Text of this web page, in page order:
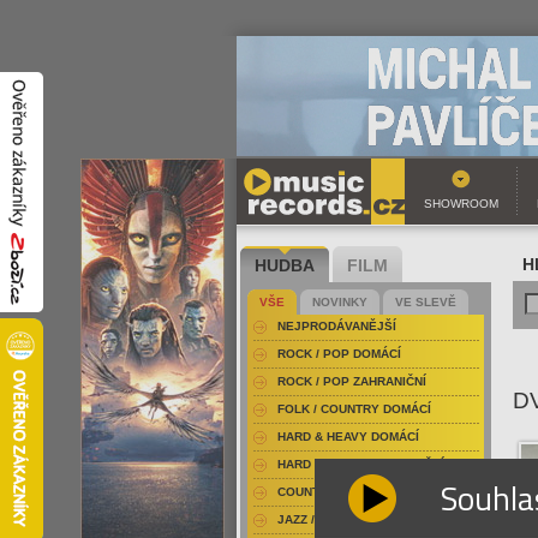
SHOWROOM
HUDBA FILM
VŠE NOVINKY
VE SLEVĚ
NEJPRODÁVANĚJŠÍ
ROCK / POP DOMÁCÍ
ROCK / POP ZAHRANIČNÍ
FOLK / COUNTRY DOMÁCÍ
HARD & HEAVY DOMÁCÍ
HARD & HEAVY ZAHRANIČNÍ
COUNTRY
JAZZ / BLUES